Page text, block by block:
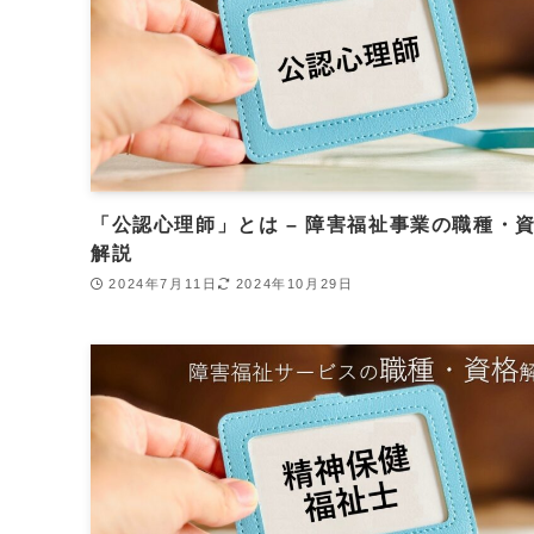
「公認心理師」とは – 障害福祉事業の職種・
解説
2024年7月11日 2024年10月29日